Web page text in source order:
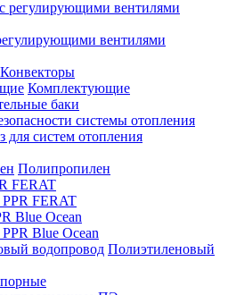
вентилями
Конвекторы
Комплектующие
баки
системы отопления
для систем отопления
Полипропилен
FERAT
FERAT
Blue Ocean
Blue Ocean
Полиэтиленовый